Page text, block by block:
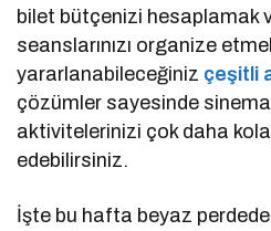
bilet bütçenizi hesaplamak
seanslarınızı organize
yararlanabileceğiniz çeşitli
çözümler sayesinde
aktivitelerinizi çok daha
edebilirsiniz.
İşte bu hafta beyaz